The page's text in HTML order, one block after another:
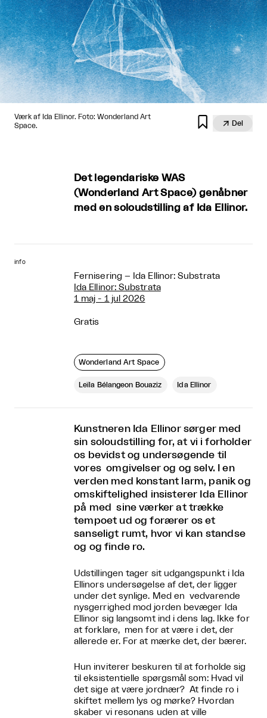
Værk af Ida Ellinor. Foto: Wonderland Art
Space.
  Del
Det legendariske WAS
(Wonderland Art Space) genåbner
med en soloudstilling af Ida Ellinor.
info
Fernisering – Ida Ellinor: Substrata
Ida Ellinor: Substrata
1 maj - 1 jul 2026
Gratis
Wonderland Art Space
Leïla Bélangeon Bouaziz Ida Ellinor
Kunstneren Ida Ellinor sørger med
sin soloudstilling for, at vi i forholder
os bevidst og undersøgende til
vores omgivelser og og selv. I en
verden med konstant larm, panik og
omskiftelighed insisterer Ida Ellinor
på med sine værker at trække
tempoet ud og forærer os et
sanseligt rumt, hvor vi kan standse
og og finde ro.
Udstillingen tager sit udgangspunkt i Ida
Ellinors undersøgelse af det, der ligger
under det synlige. Med en vedvarende
nysgerrighed mod jorden bevæger Ida
Ellinor sig langsomt ind i dens lag. Ikke for
at forklare, men for at være i det, der
allerede er. For at mærke det, der bærer.
Hun inviterer beskuren til at forholde sig
til eksistentielle spørgsmål som: Hvad vil
det sige at være jordnær? At finde ro i
skiftet mellem lys og mørke? Hvordan
skaber vi resonans uden at ville